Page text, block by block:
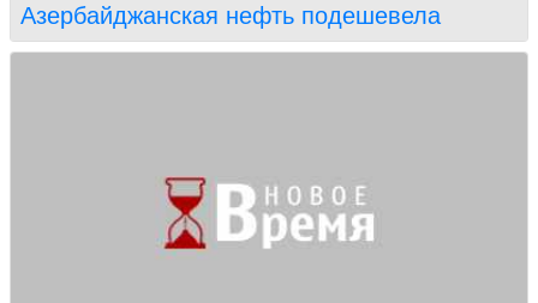
Азербайджанская нефть подешевела